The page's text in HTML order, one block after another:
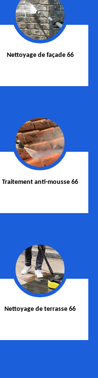
Nettoyage de façade 66
Traitement anti-mousse 66
Nettoyage de terrasse 66